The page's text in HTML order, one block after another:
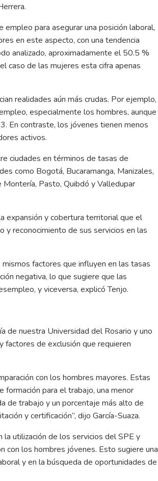
para asegurar una posición laboral,
en este aspecto, con una tendencia
analizado, aproximadamente el 50.5 %
caso de las mujeres esta cifra apenas
realidades aún más crudas. Por ejemplo,
especialmente los hombres, aunque
En contraste, los jóvenes tienen menos
activos.
ciudades en términos de tasas de
como Bogotá, Bucaramanga, Manizales,
Pasto, Quibdó y Valledupar
expansión y cobertura territorial que el
y reconocimiento de sus servicios en las
factores que influyen en las tasas
negativa, lo que sugiere que las
y viceversa, explicó Tenjo.
de nuestra Universidad del Rosario y uno
factores de exclusión que requieren
con los hombres mayores. Estas
para el trabajo, una menor
de trabajo y un porcentaje más alto de
y certificación”, dijo García-Suaza.
utilización de los servicios del SPE y
con los hombres jóvenes. Esto sugiere una
y en la búsqueda de oportunidades de